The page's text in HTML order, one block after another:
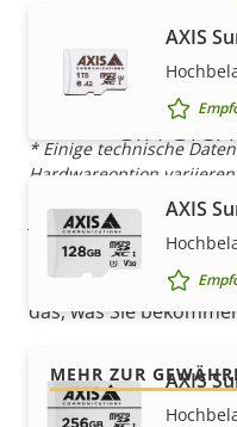
IP-Schutzklasse
* Einige technische
Hardwareoption variieren.
AXIS
AXIS
AXIS
5-Jahres-
ein
jahrelangen
über Ihre Kosten. Es
Kleingedruckten –
das, was Sie
MEHR ZUR